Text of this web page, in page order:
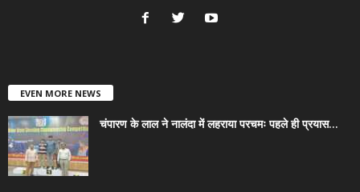
EVEN MORE NEWS
चंपारण के लाल ने नालंदा में लहराया परचमः पहले ही प्रयास...